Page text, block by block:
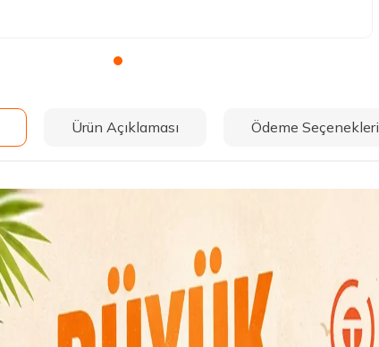
Ürün Açıklaması Ödeme Seçenekleri